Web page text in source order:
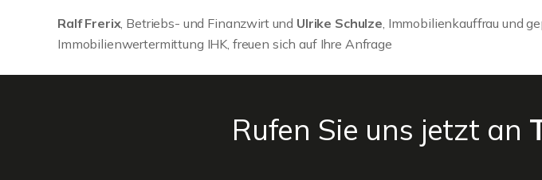
Ralf Frerix, Betriebs- und Finanzwirt und Ulrike Schulze, Immobilienkauffrau und
Immobilienwertermittung IHK, freuen sich auf Ihre Anfrage
Rufen Sie uns jetzt an